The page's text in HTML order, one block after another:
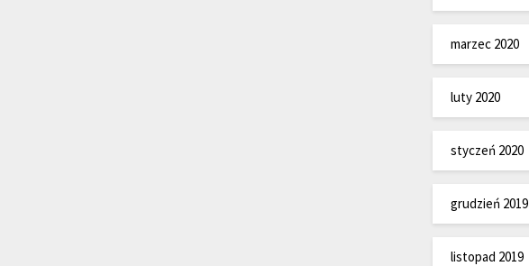
marzec 2020
luty 2020
styczeń 2020
grudzień 2019
listopad 2019